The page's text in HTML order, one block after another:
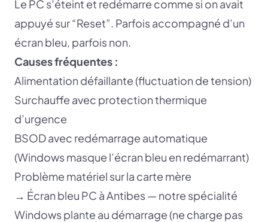
Le PC s’éteint et redémarre comme si on avait
appuyé sur “Reset”. Parfois accompagné d’un
écran bleu, parfois non.
Causes fréquentes :
Alimentation défaillante (fluctuation de tension)
Surchauffe avec protection thermique
d’urgence
BSOD avec redémarrage automatique
(Windows masque l’écran bleu en redémarrant)
Problème matériel sur la carte mère
→ Écran bleu PC à Antibes — notre spécialité
Windows plante au démarrage (ne charge pas